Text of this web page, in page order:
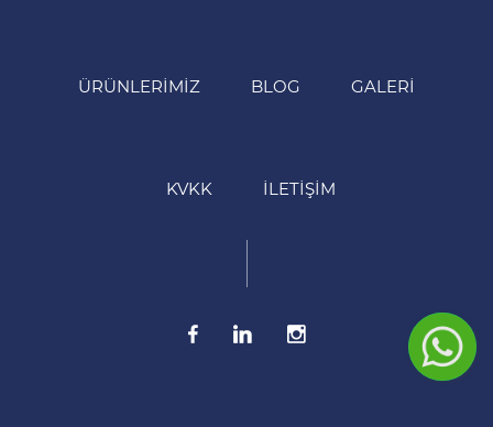
ÜRÜNLERIMIZ BLOG GALERI
KVKK İLETIŞIM